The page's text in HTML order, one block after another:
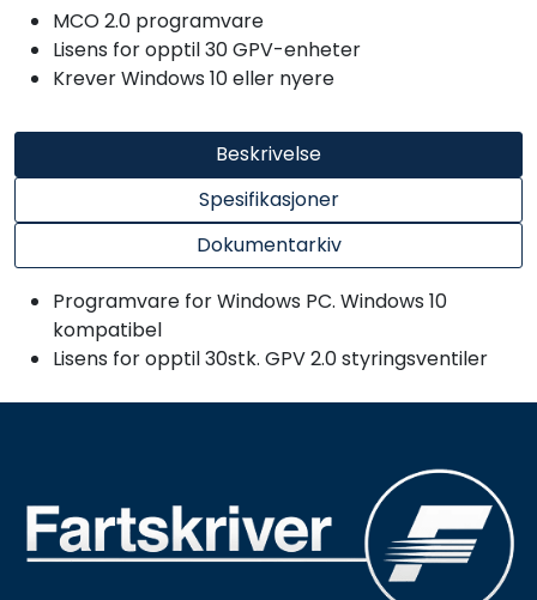
Beskrivelse
Spesifikasjoner
Dokumentarkiv
Programvare for Windows PC. Windows 10
kompatibel
Lisens for opptil 30stk. GPV 2.0 styringsventiler
MCO 2.0 programvare
Lisens for opptil 30 GPV-enheter
Krever Windows 10 eller nyere